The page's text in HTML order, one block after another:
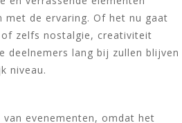
met de ervaring. Of het nu gaat
zelfs nostalgie, creativiteit
deelnemers lang bij zullen blijven
niveau.
evenementen, omdat het